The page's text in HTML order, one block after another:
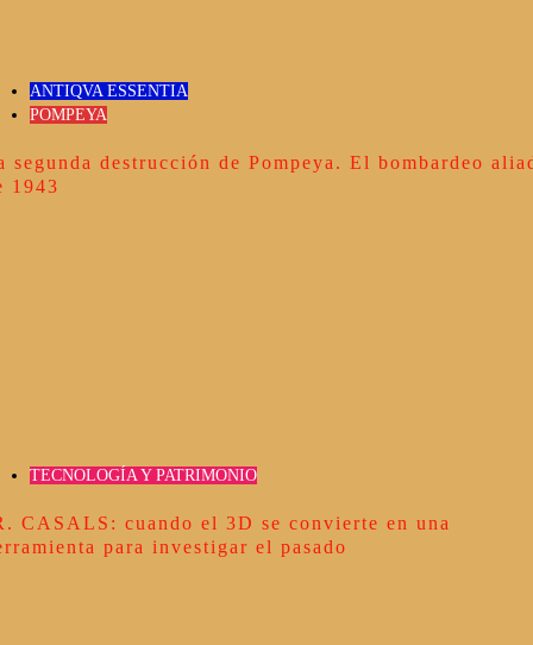
ANTIQVA ESSENTIA
POMPEYA
segunda destrucción de Pompeya. El bombardeo
1943
TECNOLOGÍA Y PATRIMONIO
CASALS: cuando el 3D se convierte en una
para investigar el pasado